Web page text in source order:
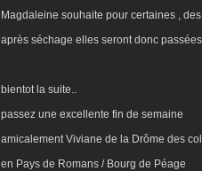
Magdaleine souhaite pour certaines ,
après séchage elles seront donc
bientot la suite..
passez une excellente fin de semaine
amicalement Viviane de la Drôme des
en Pays de Romans / Bourg de Péage